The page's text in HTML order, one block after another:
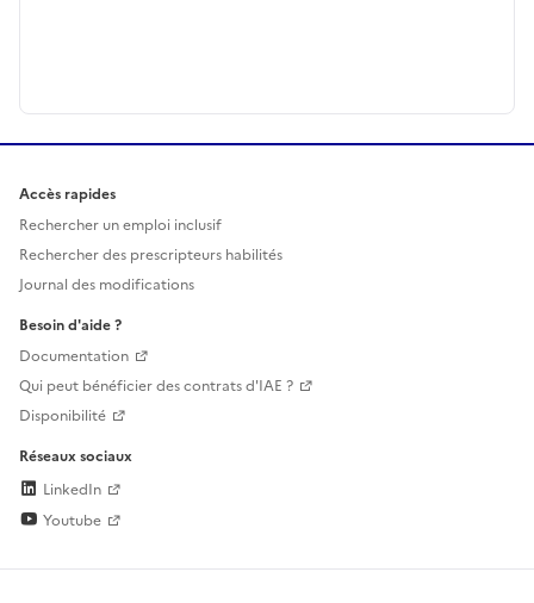
Accès rapides
Rechercher un emploi inclusif
Rechercher des prescripteurs habilités
Journal des modifications
Besoin d'aide ?
Documentation
Qui peut bénéficier des contrats d'IAE ?
Disponibilité
Réseaux sociaux
LinkedIn
Youtube